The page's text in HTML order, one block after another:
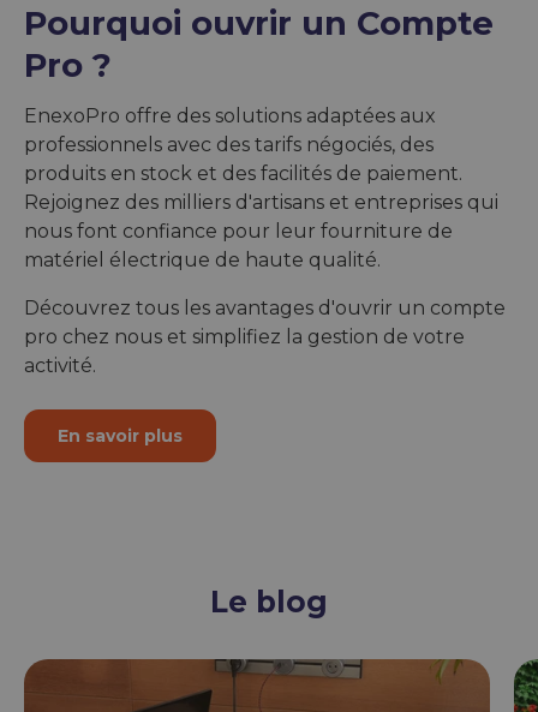
Pourquoi ouvrir un Compte
Pro ?
EnexoPro offre des solutions adaptées aux
professionnels avec des tarifs négociés, des
produits en stock et des facilités de paiement.
Rejoignez des milliers d'artisans et entreprises qui
nous font confiance pour leur fourniture de
matériel électrique de haute qualité.
Découvrez tous les avantages d'ouvrir un compte
pro chez nous et simplifiez la gestion de votre
activité.
En savoir plus
Le blog